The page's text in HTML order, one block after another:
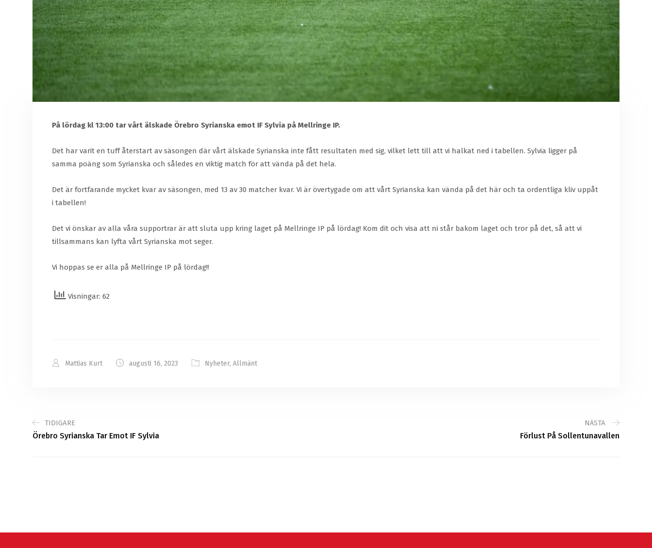
På lördag kl 13:00 tar vårt älskade Örebro Syrianska emot IF Sylvia på Mellringe IP.
Det har varit en tuff återstart av säsongen där vårt älskade Syrianska inte fått resultaten med sig, vilket lett till att vi halkat ned i tabellen. Sylvia ligger på
samma poäng som Syrianska och således en viktig match för att vända på det hela.
Det är fortfarande mycket kvar av säsongen, med 13 av 30 matcher kvar. Vi är övertygade om att vårt Syrianska kan vända på det här och ta ordentliga kliv uppåt
i tabellen!
Det vi önskar av alla våra supportrar är att sluta upp kring laget på Mellringe IP på lördag! Kom dit och visa att ni står bakom laget och tror på det, så att vi
tillsammans kan lyfta vårt Syrianska mot seger.
Vi hoppas se er alla på Mellringe IP på lördag!!
Visningar: 62
Mattias Kurt augusti 16, 2023 Nyheter, Allmänt
TIDIGARE
Örebro Syrianska Tar Emot IF Sylvia
NÄSTA
Förlust På Sollentunavallen